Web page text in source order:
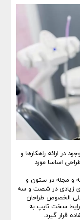
در ارائه راهکارها و
اساسا مورد
و مجله در ستون و
زیادی در شصت و سه
علی الخصوص طراحان
سخت تایپ به
قرار گیرد.